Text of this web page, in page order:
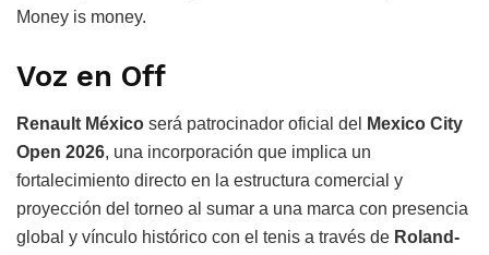
Money is money.
Voz en Off
Renault México será patrocinador oficial del
Mexico City
Open 2026, una incorporación que implica un
fortalecimiento directo en la estructura comercial y
proyección del torneo al sumar a una marca con presencia
global y vínculo histórico con el tenis a través de Roland-